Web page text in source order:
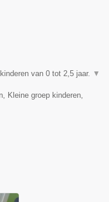
van 0 tot 2,5 jaar. ▼
Kleine groep kinderen,